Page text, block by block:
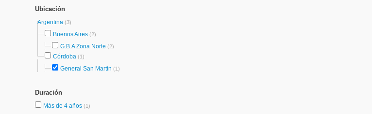
Ubicación
Argentina (3)
Buenos Aires (2)
G.B.A Zona Norte (2)
Córdoba (1)
General San Martín (1)
Duración
Más de 4 años (1)